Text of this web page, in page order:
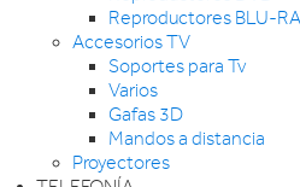
Reproductores BLU-
Accesorios TV
Soportes para Tv
Varios
Gafas 3D
Mandos a distancia
Proyectores